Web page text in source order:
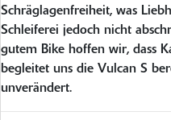
Schräglagenfreiheit, was
Schleiferei jedoch nicht
gutem Bike hoffen wir, dass
begleitet uns die Vulcan S
unverändert.